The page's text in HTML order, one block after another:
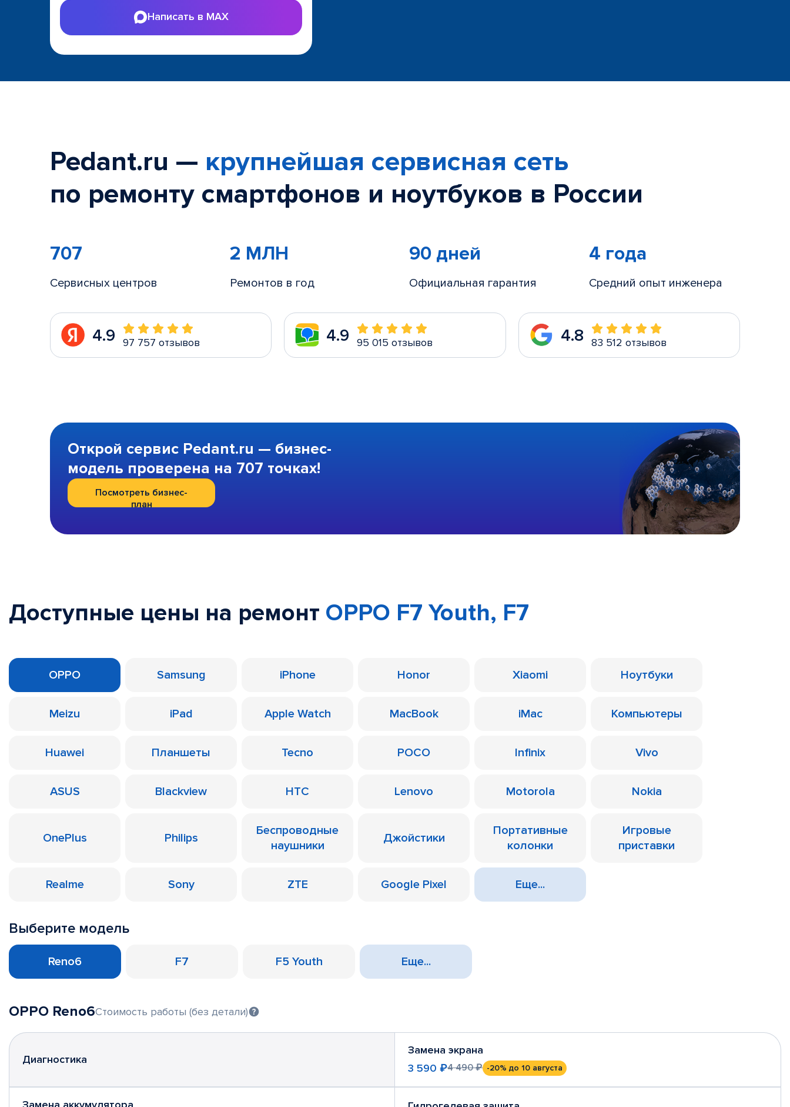
Написать в MAX
Pedant.ru — крупнейшая сервисная сеть
по ремонту смартфонов и ноутбуков в России
707
Сервисных центров
2 МЛН
Ремонтов в год
90 дней
Официальная гарантия
4 года
Средний опыт инженера
4.9 97 757 отзывов 4.9 95 015 отзывов 4.8 83 512 отзывов
Открой сервис Pedant.ru — бизнес-
модель проверена на 707 точках!
Посмотреть бизнес-
план
Доступные цены на ремонт OPPO F7 Youth, F7
OPPO Samsung iPhone Honor Xiaomi Ноутбуки
Meizu iPad Apple Watch MacBook iMac Компьютеры
Huawei Планшеты Tecno POCO Infinix Vivo
ASUS Blackview HTC Lenovo Motorola Nokia
OnePlus Philips
Беспроводные
наушники
Джойстики
Портативные
колонки
Игровые
приставки
Realme Sony ZTE Google Pixel Еще...
Выберите модель
Reno6 F7 F5 Youth Еще...
OPPO Reno6Стоимость работы (без детали)
Диагностика
Замена экрана
3 590 ₽4 490 ₽ -20% до 10 августа